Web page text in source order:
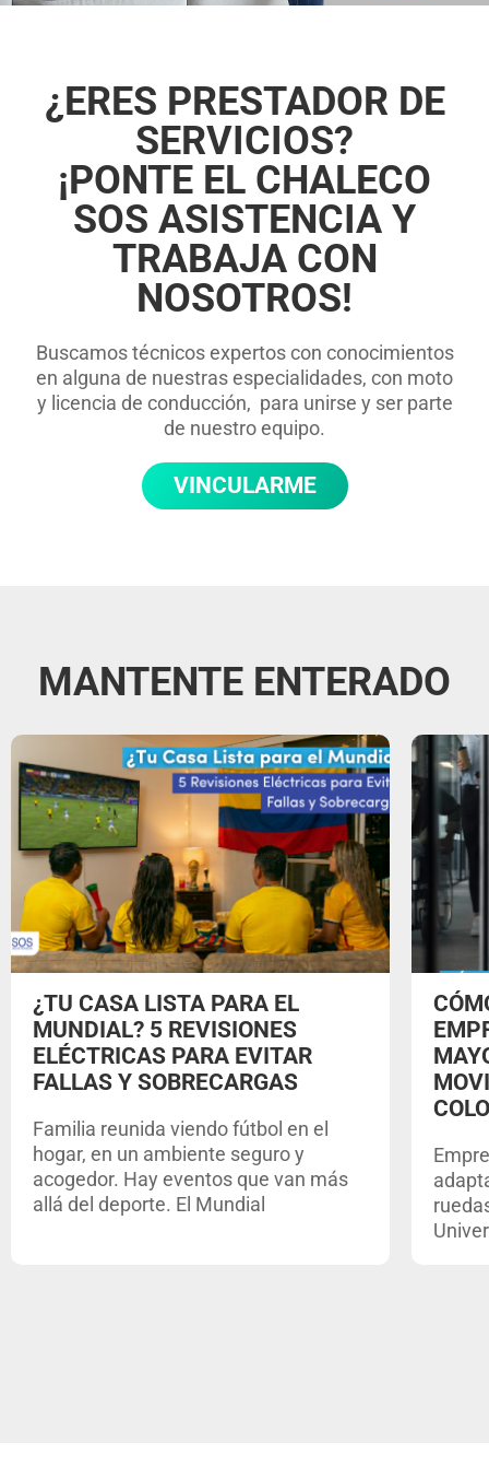
¿ERES PRESTADOR DE
SERVICIOS?
¡PONTE EL CHALECO
SOS ASISTENCIA Y
TRABAJA CON
NOSOTROS!
Buscamos técnicos expertos con conocimientos
en alguna de nuestras especialidades, con moto
y licencia de conducción, para unirse y ser parte
de nuestro equipo.
VINCULARME
MANTENTE ENTERADO
¿TU CASA LISTA PARA EL
MUNDIAL? 5 REVISIONES
ELÉCTRICAS PARA EVITAR
FALLAS Y SOBRECARGAS
Familia reunida viendo fútbol en el
hogar, en un ambiente seguro y
acogedor. Hay eventos que van más
allá del deporte. El Mundial